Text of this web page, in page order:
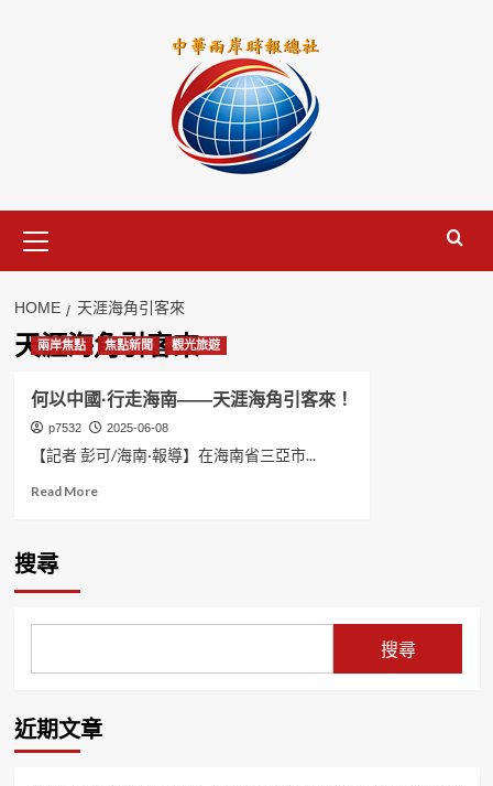
Menu
HOME 天涯海角引客來
天涯海角引客來
兩岸焦點 焦點新聞 觀光旅遊
何以中國·行走海南——天涯海角引客來！
p7532 2025-06-08
【記者 彭可/海南·報導】在海南省三亞市...
Read MoreRead
走
南
——
搜尋
搜尋
近期文章